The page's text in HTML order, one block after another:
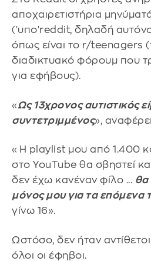
αποχαιρετιστήρια
('υπο'reddit, δηλαδή
όπως είναι το r/teenagers
διαδικτυακό φόρουμ που
για εφήβους).
«Ως 13χρονος αυτιστικός
συντετριμμένος»,
«Η playlist μου από 1.400
στο YouTube θα σβηστεί
δεν έχω κανέναν φίλο ... θα
μόνος μου για τα επόμενα
γίνω 16».
Ωστόσο, δεν ήταν
όλοι οι έφηβοι.